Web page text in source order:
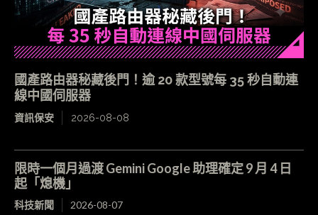
國產路由器秘藏後門！逾 20 款型號每 35 秒自動連
線中國伺服器
資訊保安 2026-08-08
限時一個月過渡 Gemini Google 助理確定 9 月 4 日
起「熄機」
科技新聞 2026-08-07